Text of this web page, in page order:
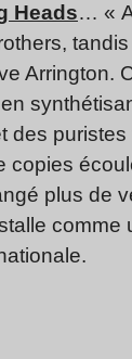
Heads… «
Arrington.
en
des
copies
plus de